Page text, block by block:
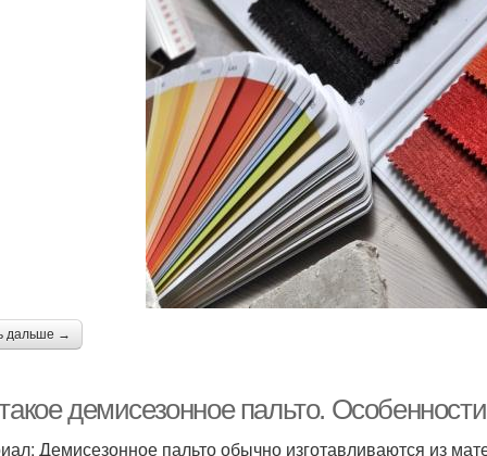
дальше →
демисезонное пальто. Особенности
Демисезонное пальто обычно изготавливаются из